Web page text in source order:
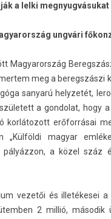
a lelki meg­nyug­vásukat
ungvári
Magyarország
meg a be­regszás­zi
sanyarú helyzetét,
a gon­dolat, hogy a
kor­látozott erőforrásai
„Külföldi magyar
pályázzon, a közel száz
vezetői és illetékesei
2 millió, második